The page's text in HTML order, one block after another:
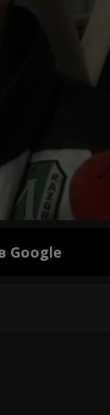
Google